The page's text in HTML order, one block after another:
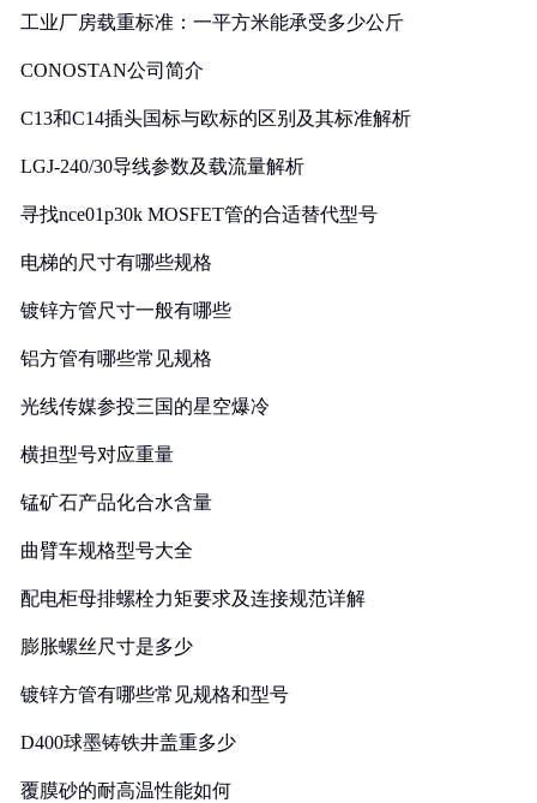
工业厂房载重标准：一平方米能承受多少公斤
CONOSTAN公司简介
C13和C14插头国标与欧标的区别及其标准解析
LGJ-240/30导线参数及载流量解析
寻找nce01p30k MOSFET管的合适替代型号
电梯的尺寸有哪些规格
镀锌方管尺寸一般有哪些
铝方管有哪些常见规格
光线传媒参投三国的星空爆冷
横担型号对应重量
锰矿石产品化合水含量
曲臂车规格型号大全
配电柜母排螺栓力矩要求及连接规范详解
膨胀螺丝尺寸是多少
镀锌方管有哪些常见规格和型号
D400球墨铸铁井盖重多少
覆膜砂的耐高温性能如何